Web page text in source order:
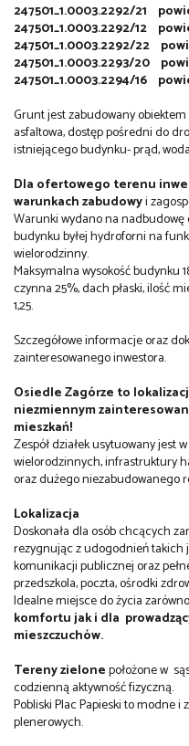
247501_1.0003.2292/21
247501_1.0003.2292/12
247501_1.0003.2292/22
247501_1.0003.2293/20
247501_1.0003.2294/16
Grunt jest zabudowany
asfaltowa, dostęp pośredni do
istniejącego budynku- prąd,
Dla ofertowego terenu
warunkach zabudowyi
Warunki wydano na
budynku byłej hydroforni na
wielorodzinny.
Maksymalna wysokość budynku
czynna 25%, dach płaski, ilość
1,25.
Szczegółowe informacje oraz
zainteresowanego inwestora.
Osiedle Zagórze to
niezmiennym
mieszkań!
Zespół działek usytuowany jest
wielorodzinnych, infrastruktury
oraz dużego niezabudowanego
Lokalizacja
Doskonała dla osób chcących
rezygnując z udogodnień takich
komunikacji publicznej oraz
przedszkola, poczta, ośrodki
Idealne miejsce do życia zarówno
komfortu jak i dla
mieszczuchów.
Tereny zielonepołożone w
codzienną aktywność fizyczną.
Pobliski Plac Papieski to modne
plenerowych.